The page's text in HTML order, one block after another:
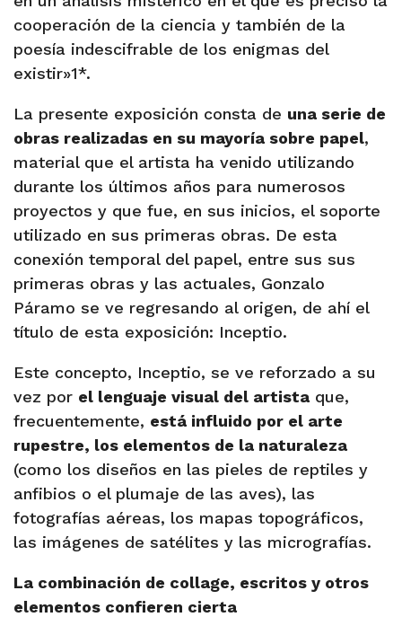
cooperación de la ciencia y también de la
poesía indescifrable de los enigmas del
existir»1*.
La presente exposición consta de una serie de
obras realizadas en su mayoría sobre papel,
material que el artista ha venido utilizando
durante los últimos años para numerosos
proyectos y que fue, en sus inicios, el soporte
utilizado en sus primeras obras. De esta
conexión temporal del papel, entre sus sus
primeras obras y las actuales, Gonzalo
Páramo se ve regresando al origen, de ahí el
título de esta exposición: Inceptio.
Este concepto, Inceptio, se ve reforzado a su
vez por el lenguaje visual del artista que,
frecuentemente, está influido por el arte
rupestre, los elementos de la naturaleza
(como los diseños en las pieles de reptiles y
anfibios o el plumaje de las aves), las
fotografías aéreas, los mapas topográficos,
las imágenes de satélites y las micrografías.
La combinación de collage, escritos y otros
elementos confieren cierta